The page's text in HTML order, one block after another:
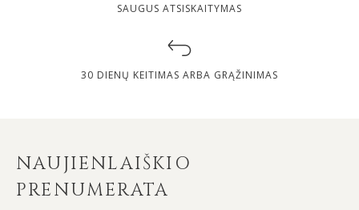
SAUGUS ATSISKAITYMAS
30 DIENŲ KEITIMAS ARBA GRĄŽINIMAS
NAUJIENLAIŠKIO
PRENUMERATA